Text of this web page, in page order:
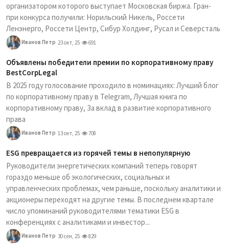
организатором которого выступает Московская биржа. Гран-
при конкурса получили: Норильский Никель, Россети
Ленэнерго, Россети Центр, Сибур Холдинг, Русал и Северсталь
Иванов Петр 23 окт, 25 691
Объявлены победители премии по корпоративному праву
BestCorpLegal
В 2025 году голосование проходило в номинациях: Лучший блог
по корпоративному праву в Telegram, Лучшая книга по
корпоративному праву, За вклад в развитие корпоративного
права
Иванов Петр 13 окт, 25 708
ESG превращается из горячей темы в непопулярную
Руководители энергетических компаний теперь говорят
гораздо меньше об экологических, социальных и
управленческих проблемах, чем раньше, поскольку аналитики и
акционеры переходят на другие темы. В последнем квартале
число упоминаний руководителями тематики ESG в
конференциях с аналитиками и инвестор...
Иванов Петр 30 сен, 25 829